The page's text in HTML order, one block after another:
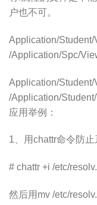
户也不可。
Application/Student/
/Application/Spc/
Application/Student/
/Application/
应用举例：
1、用chattr命令防
# chattr +i /etc/
然后用mv /etc/